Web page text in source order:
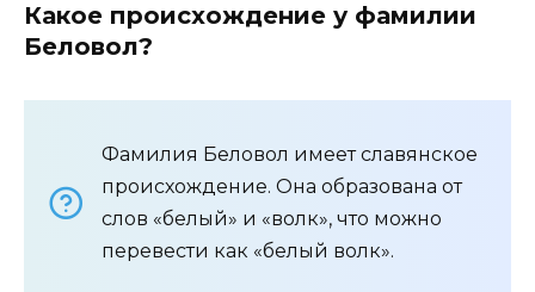
Какое происхождение у фамилии
Беловол?
Фамилия Беловол имеет славянское
происхождение. Она образована от
слов «белый» и «волк», что можно
перевести как «белый волк».